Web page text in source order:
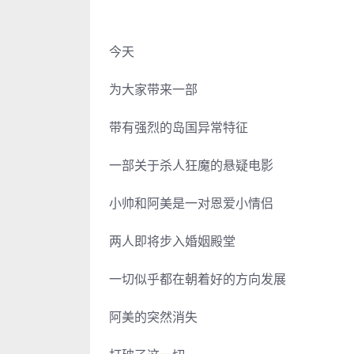
今天
为大家带来一部
带有强烈的岛国异常特征
一部关于杀人狂魔的悬疑电影
小帅和阿美是一对恩爱小情侣
两人即将步入婚姻殿堂
一切似乎都在朝着好的方向发展
阿美的突然消失